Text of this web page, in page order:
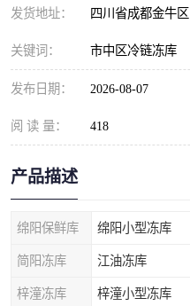
发货地址： 四川省成都金牛区
关键词： 市中区冷链冻库
发布日期： 2026-08-07
阅 读 量： 418
产品描述
绵阳保鲜库 绵阳小型冻库
简阳冻库 江油冻库
梓潼冻库 梓潼小型冻库